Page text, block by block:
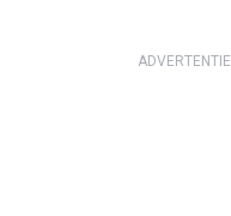
ADVERTENTIE